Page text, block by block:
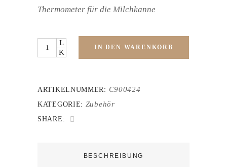
Thermometer für die Milchkanne
Quantity IN DEN WARENKORB
ARTIKELNUMMER: C900424
KATEGORIE: Zubehör
SHARE:
BESCHREIBUNG